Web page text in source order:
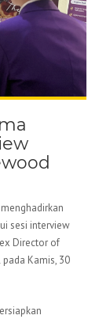
sesi interview
Director of
Kamis, 30